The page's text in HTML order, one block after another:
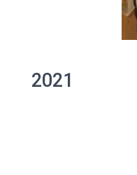
2021